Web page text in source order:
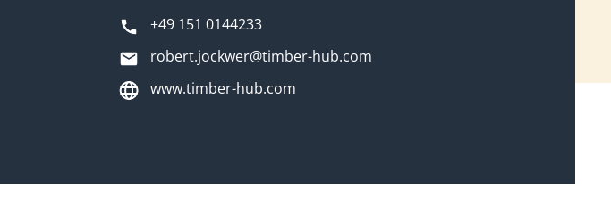
+49 151 0144233
robert.jockwer@timber-hub.com
www.timber-hub.com